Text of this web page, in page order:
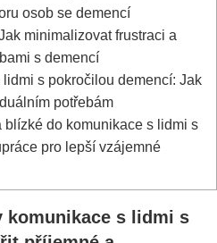
osob se demencí
minimalizovat frustraci a
s demencí
s pokročilou demencí: Jak
potřebám
blízké do komunikace s lidmi s
pro lepší vzájemné
komunikace s lidmi s